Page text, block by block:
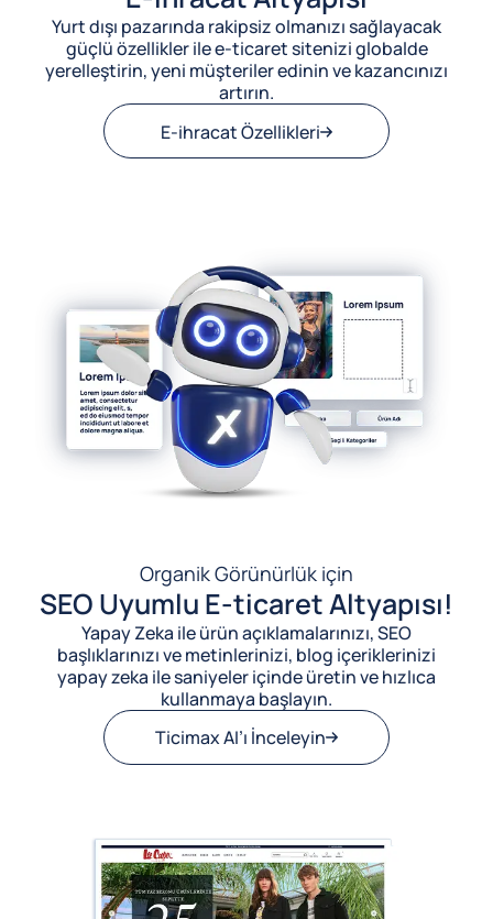
Yurt dışı pazarında rakipsiz olmanızı sağlayacak
güçlü özellikler ile e-ticaret sitenizi globalde
yerelleştirin, yeni müşteriler edinin ve kazancınızı
artırın.
E-ihracat Özellikleri
Organik Görünürlük için
SEO Uyumlu E-ticaret Altyapısı!
Yapay Zeka ile ürün açıklamalarınızı, SEO
başlıklarınızı ve metinlerinizi, blog içeriklerinizi
yapay zeka ile saniyeler içinde üretin ve hızlıca
kullanmaya başlayın.
Ticimax AI’ı İnceleyin